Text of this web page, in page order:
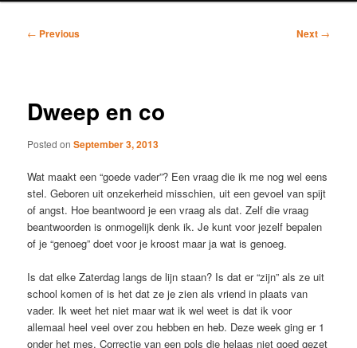
Post
← Previous Next →
Dweep en co
Posted onSeptember 3, 2013
Wat maakt een “goede vader”? Een vraag die ik me nog wel eens
stel. Geboren uit onzekerheid misschien, uit een gevoel van spijt
of angst. Hoe beantwoord je een vraag als dat. Zelf die vraag
beantwoorden is onmogelijk denk ik. Je kunt voor jezelf bepalen
of je “genoeg” doet voor je kroost maar ja wat is genoeg.
Is dat elke Zaterdag langs de lijn staan? Is dat er “zijn” als ze uit
school komen of is het dat ze je zien als vriend in plaats van
vader. Ik weet het niet maar wat ik wel weet is dat ik voor
allemaal heel veel over zou hebben en heb. Deze week ging er 1
onder het mes. Correctie van een pols die helaas niet goed gezet